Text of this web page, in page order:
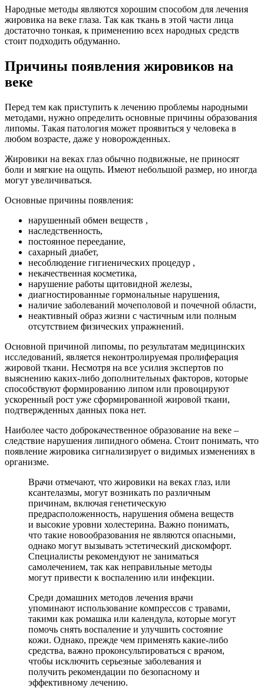
Народные методы являются хорошим способом для лечения
жировика на веке глаза. Так как ткань в этой части лица
достаточно тонкая, к применению всех народных средств
стоит подходить обдуманно.
Причины появления жировиков на
веке
Перед тем как приступить к лечению проблемы народными
методами, нужно определить основные причины образования
липомы. Такая патология может проявиться у человека в
любом возрасте, даже у новорожденных.
Жировики на веках глаз обычно подвижные, не приносят
боли и мягкие на ощупь. Имеют небольшой размер, но иногда
могут увеличиваться.
Основные причины появления:
нарушенный обмен веществ ,
наследственность,
постоянное переедание,
сахарный диабет,
несоблюдение гигиенических процедур ,
некачественная косметика,
нарушение работы щитовидной железы,
диагностированные гормональные нарушения,
наличие заболеваний мочеполовой и почечной области,
неактивный образ жизни с частичным или полным
отсутствием физических упражнений.
Основной причиной липомы, по результатам медицинских
исследований, является неконтролируемая пролиферация
жировой ткани. Несмотря на все усилия экспертов по
выяснению каких-либо дополнительных факторов, которые
способствуют формированию липом или провоцируют
ускоренный рост уже сформированной жировой ткани,
подтвержденных данных пока нет.
Наиболее часто доброкачественное образование на веке –
следствие нарушения липидного обмена. Стоит понимать, что
появление жировика сигнализирует о видимых изменениях в
организме.
Врачи отмечают, что жировики на веках глаз, или
ксантелазмы, могут возникать по различным
причинам, включая генетическую
предрасположенность, нарушения обмена веществ
и высокие уровни холестерина. Важно понимать,
что такие новообразования не являются опасными,
однако могут вызывать эстетический дискомфорт.
Специалисты рекомендуют не заниматься
самолечением, так как неправильные методы
могут привести к воспалению или инфекции.
Среди домашних методов лечения врачи
упоминают использование компрессов с травами,
такими как ромашка или календула, которые могут
помочь снять воспаление и улучшить состояние
кожи. Однако, прежде чем применять какие-либо
средства, важно проконсультироваться с врачом,
чтобы исключить серьезные заболевания и
получить рекомендации по безопасному и
эффективному лечению.